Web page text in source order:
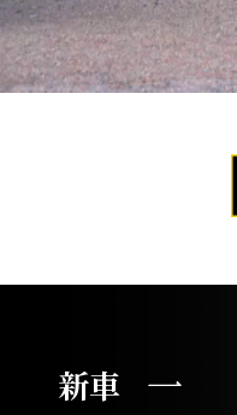
新車